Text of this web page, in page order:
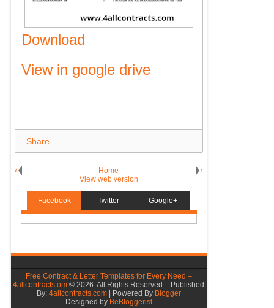
Download
View in google drive
Share
‹ ›
Home
View web version
Facebook Twitter Google+
Free Contract & Letter Templates for Every Need –
4allcontracts.om ©2026. All Rights Reserved. - Published
By: 4allcontracts.com| Powered By Blogger
Designed by BeBloggerist